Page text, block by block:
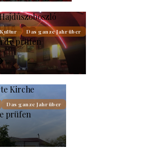
Kultur Das ganze Jahr über
prüfen
Kirche
Das ganze Jahr über
prüfen